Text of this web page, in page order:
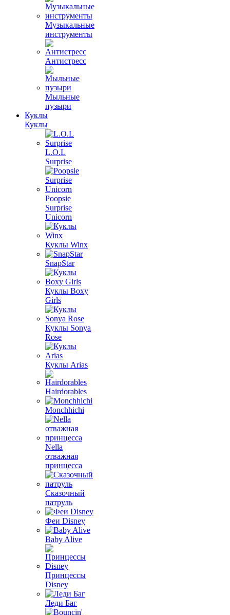
Музыкальные
инструменты
Антистресс
Мыльные
пузыри
Куклы
Куклы
L.O.L
Surprise
Poopsie
Surprise
Unicorn
Куклы Winx
SnapStar
Куклы Boxy
Girls
Куклы Sonya
Rose
Куклы Arias
Hairdorables
Monchhichi
Nella
отважная
принцесса
Сказочный
патруль
Феи Disney
Baby Alive
Принцессы
Disney
Леди Баг